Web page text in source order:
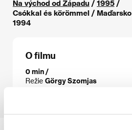
Na východ od Západu / 1995 /
Csókkal és körömmel / Maďarsko
1994
O filmu
0 min /
Režie Görgy Szomjas